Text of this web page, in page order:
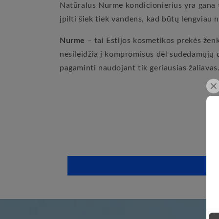
Natūralus Nurme kondicionierius yra
įpilti šiek tiek vandens, kad būtų lengviau
Nurme – tai Estijos kosmetikos prekės
nesileidžia į kompromisus dėl
pagaminti naudojant tik geriausias